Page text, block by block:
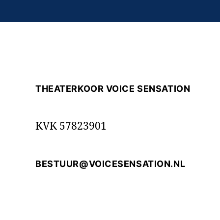
THEATERKOOR VOICE SENSATION
KVK 57823901
BESTUUR@VOICESENSATION.NL